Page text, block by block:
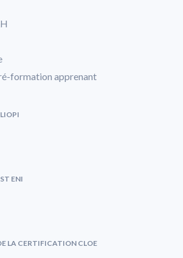
formation apprenant
ENI
LA CERTIFICATION CLOE